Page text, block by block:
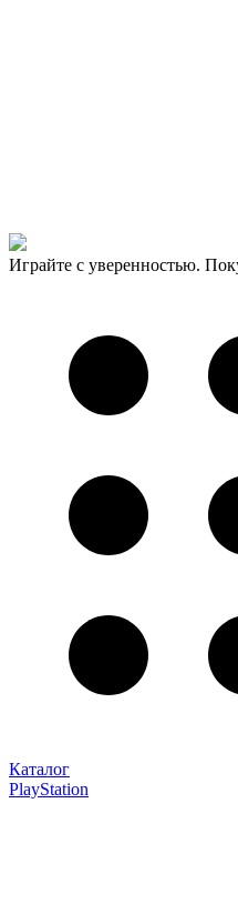
Играйте с уверенностью.
Каталог
PlayStation